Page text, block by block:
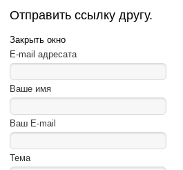
Отправить ссылку другу.
Закрыть окно
E-mail адресата
Ваше имя
Ваш E-mail
Тема